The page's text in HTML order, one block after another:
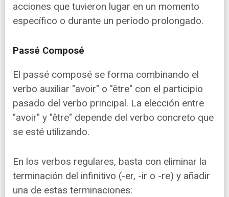
acciones que tuvieron lugar en un momento
específico o durante un período prolongado.
Passé Composé
El passé composé se forma combinando el
verbo auxiliar "avoir" o "être" con el participio
pasado del verbo principal. La elección entre
"avoir" y "être" depende del verbo concreto que
se esté utilizando.
En los verbos regulares, basta con eliminar la
terminación del infinitivo (-er, -ir o -re) y añadir
una de estas terminaciones: